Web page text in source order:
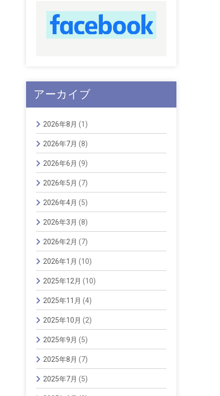
アーカイブ
2026年8月 (1)
2026年7月 (8)
2026年6月 (9)
2026年5月 (7)
2026年4月 (5)
2026年3月 (8)
2026年2月 (7)
2026年1月 (10)
2025年12月 (10)
2025年11月 (4)
2025年10月 (2)
2025年9月 (5)
2025年8月 (7)
2025年7月 (5)